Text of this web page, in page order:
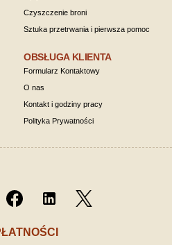
Czyszczenie broni
Sztuka przetrwania i pierwsza pomoc
OBSŁUGA KLIENTA
Formularz Kontaktowy
O nas
Kontakt i godziny pracy
Polityka Prywatności
Facebook LinkedIn